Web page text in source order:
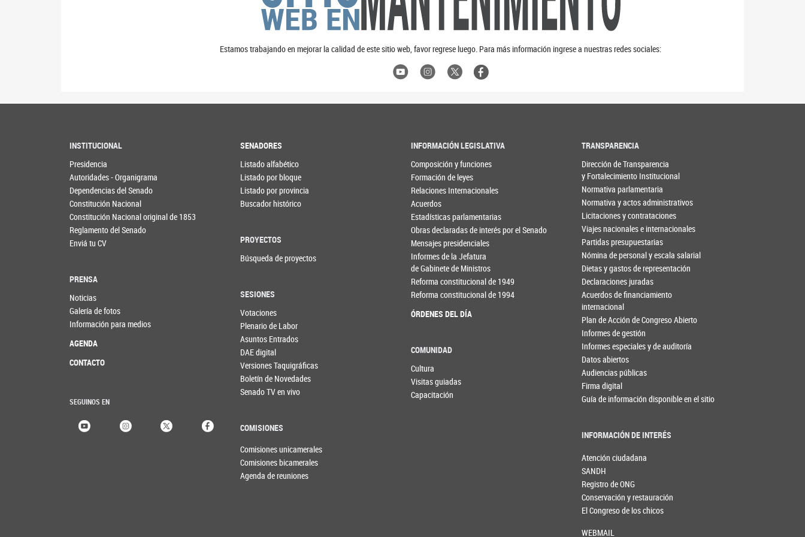
Estamos trabajando en mejorar la calidad de este sitio web, favor regrese luego. Para más información ingrese a nuestras redes sociales:
INSTITUCIONAL
Presidencia
Autoridades - Organigrama
Dependencias del Senado
Constitución Nacional
Constitución Nacional original de 1853
Reglamento del Senado
Enviá tu CV
PRENSA
Noticias
Galería de fotos
Información para medios
AGENDA
CONTACTO
SEGUINOS EN
SENADORES
Listado alfabético
Listado por bloque
Listado por provincia
Buscador histórico
PROYECTOS
Búsqueda de proyectos
SESIONES
Votaciones
Plenario de Labor
Asuntos Entrados
DAE digital
Versiones Taquigráficas
Boletín de Novedades
Senado TV en vivo
COMISIONES
Comisiones unicamerales
Comisiones bicamerales
Agenda de reuniones
INFORMACIÓN LEGISLATIVA
Composición y funciones
Formación de leyes
Relaciones Internacionales
Acuerdos
Estadísticas parlamentarias
Obras declaradas de interés por el Senado
Mensajes presidenciales
Informes de la Jefatura
de Gabinete de Ministros
Reforma constitucional de 1949
Reforma constitucional de 1994
ÓRDENES DEL DÍA
COMUNIDAD
Cultura
Visitas guiadas
Capacitación
TRANSPARENCIA
Dirección de Transparencia
y Fortalecimiento Institucional
Normativa parlamentaria
Normativa y actos administrativos
Licitaciones y contrataciones
Viajes nacionales e internacionales
Partidas presupuestarias
Nómina de personal y escala salarial
Dietas y gastos de representación
Declaraciones juradas
Acuerdos de financiamiento
internacional
Plan de Acción de Congreso Abierto
Informes de gestión
Informes especiales y de auditoría
Datos abiertos
Audiencias públicas
Firma digital
Guía de información disponible en el sitio
INFORMACIÓN DE INTERÉS
Atención ciudadana
SANDH
Registro de ONG
Conservación y restauración
El Congreso de los chicos
WEBMAIL